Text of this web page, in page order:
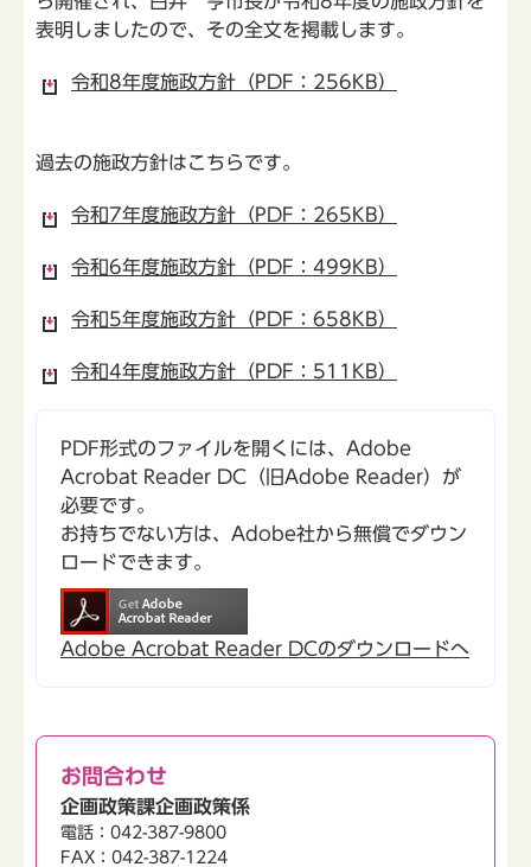
表明しましたので、その全文を掲載します。
令和8年度施政方針（PDF：256KB）
過去の施政方針はこちらです。
令和7年度施政方針（PDF：265KB）
令和6年度施政方針（PDF：499KB）
令和5年度施政方針（PDF：658KB）
令和4年度施政方針（PDF：511KB）
PDF形式のファイルを開くには、Adobe
Acrobat Reader DC（旧Adobe Reader）が
必要です。
お持ちでない方は、Adobe社から無償でダウン
ロードできます。
Adobe Acrobat Reader DCのダウンロードへ
お問合わせ
企画政策課企画政策係
電話：042-387-9800
FAX：042-387-1224